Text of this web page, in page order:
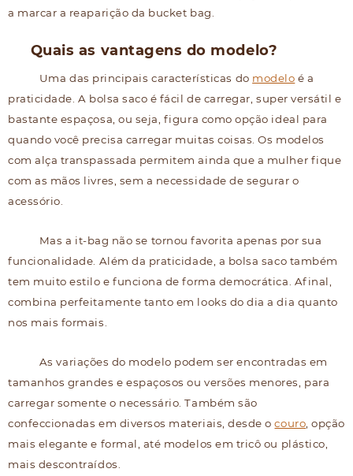
a marcar a reaparição da bucket bag.
Quais as vantagens do modelo?
Uma das principais características do modelo é a
praticidade. A bolsa saco é fácil de carregar, super versátil e
bastante espaçosa, ou seja, figura como opção ideal para
quando você precisa carregar muitas coisas. Os modelos
com alça transpassada permitem ainda que a mulher fique
com as mãos livres, sem a necessidade de segurar o
acessório.
Mas a it-bag não se tornou favorita apenas por sua
funcionalidade. Além da praticidade, a bolsa saco também
tem muito estilo e funciona de forma democrática. Afinal,
combina perfeitamente tanto em looks do dia a dia quanto
nos mais formais.
As variações do modelo podem ser encontradas em
tamanhos grandes e espaçosos ou versões menores, para
carregar somente o necessário. Também são
confeccionadas em diversos materiais, desde ocouro, opção
mais elegante e formal, até modelos em tricô ou plástico,
mais descontraídos.